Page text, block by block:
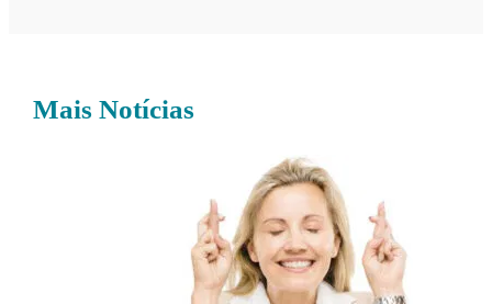
Mais Notícias